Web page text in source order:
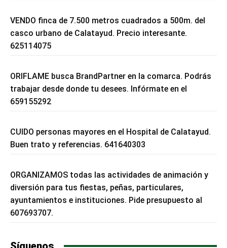
VENDO finca de 7.500 metros cuadrados a 500m. del
casco urbano de Calatayud. Precio interesante.
625114075
ORIFLAME busca BrandPartner en la comarca. Podrás
trabajar desde donde tu desees. Infórmate en el
659155292
CUIDO personas mayores en el Hospital de Calatayud.
Buen trato y referencias. 641640303
ORGANIZAMOS todas las actividades de animación y
diversión para tus fiestas, peñas, particulares,
ayuntamientos e instituciones. Pide presupuesto al
607693707.